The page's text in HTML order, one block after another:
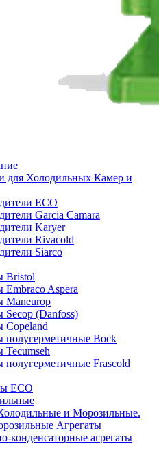
для Холодильных Камер и
ECO
Garcia Camara
Karyer
Rivacold
Siarco
Bristol
Embraco Aspera
Maneurop
Secop (Danfoss)
Copeland
полугерметичные Bock
Tecumseh
полугерметичные Frascold
ECO
и Морозильные.
Агрегаты
конденсаторные агрегаты